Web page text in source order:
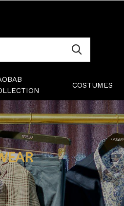
COSTUMES